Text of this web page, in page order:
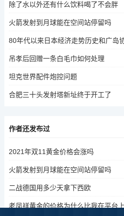
除了水以外还有什么饮料喝了不会胖
火箭发射到月球能在空间站停留吗
80年代以来日本经济走势历史和广岛
吊孝后回赠一条白毛巾如何处理
坦克世界配件炮控问题
合肥三十头发射塔新址终于开工了
作者还发布过
2021年双11黄金价格会涨吗
火箭发射到月球能在空间站停留吗
二战德国用多少天拿下西欧
老凤祥黄金的价格为什么比我在平台